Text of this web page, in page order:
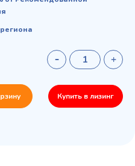
Купить в лизинг